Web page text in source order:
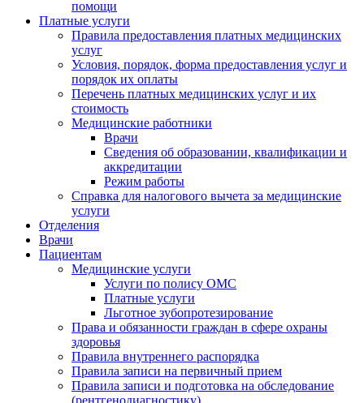
помощи
Платные услуги
Правила предоставления платных медицинских
услуг
Условия, порядок, форма предоставления услуг и
порядок их оплаты
Перечень платных медицинских услуг и их
стоимость
Медицинские работники
Врачи
Сведения об образовании, квалификации и
аккредитации
Режим работы
Справка для налогового вычета за медицинские
услуги
Отделения
Врачи
Пациентам
Медицинские услуги
Услуги по полису ОМС
Платные услуги
Льготное зубопротезирование
Права и обязанности граждан в сфере охраны
здоровья
Правила внутреннего распорядка
Правила записи на первичный прием
Правила записи и подготовка на обследование
(рентгенодиагностику)